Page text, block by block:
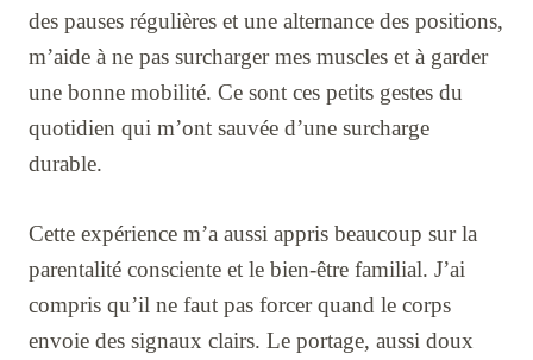
des pauses régulières et une alternance des positions,
m’aide à ne pas surcharger mes muscles et à garder
une bonne mobilité. Ce sont ces petits gestes du
quotidien qui m’ont sauvée d’une surcharge
durable.
Cette expérience m’a aussi appris beaucoup sur la
parentalité consciente et le bien-être familial. J’ai
compris qu’il ne faut pas forcer quand le corps
envoie des signaux clairs. Le portage, aussi doux